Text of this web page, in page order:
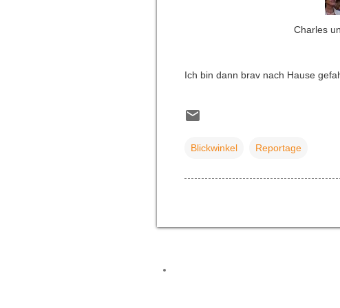
Charles
Ich bin dann brav nach Hause
Blickwinkel Reportage